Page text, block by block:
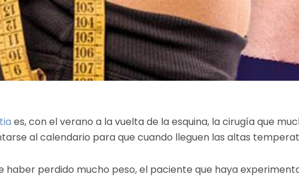
es, con el verano a la vuelta de la esquina, la cirugía que
al calendario para que cuando lleguen las altas
haber perdido mucho peso, el paciente que haya